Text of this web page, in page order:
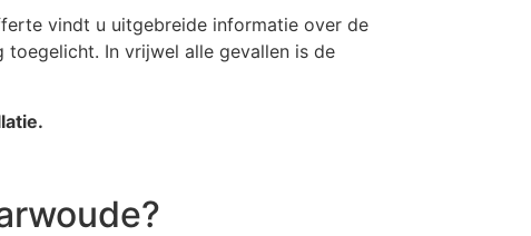
vindt u uitgebreide informatie over de
In vrijwel alle gevallen is de